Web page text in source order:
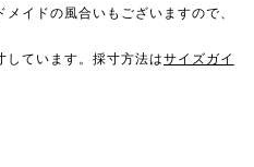
イドの風合いもございますので、
ています。採寸方法はサイズガイ